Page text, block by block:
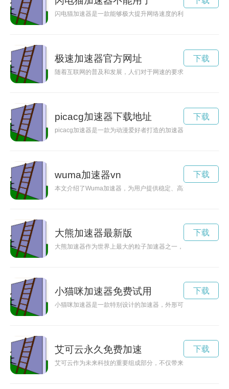
闪电猫加速器是一款能够极大提升网络速度的利器，为用户带
极速加速器官方网址
随着互联网的普及和发展，人们对于网速的要求也越来越高。
下载
picacg加速器下载地址
picacg加速器是一款为动漫爱好者打造的加速器，能够帮助用
下载
wuma加速器vn
本文介绍了Wuma加速器，为用户提供稳定、高速的网络连接
下载
大熊加速器最新版
大熊加速器作为世界上最大的粒子加速器之一，是科学研究领
下载
小猫咪加速器免费试用
小猫咪加速器是一款特别设计的加速器，外形可爱，功能强大
下载
艾可云永久免费加速
艾可云作为未来科技的重要组成部分，不仅带来了无限可能，
下载